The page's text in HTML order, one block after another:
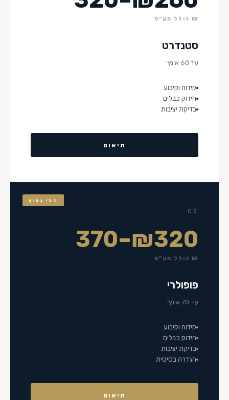
₪ כולל מע״מ
סטנדרט
עד 60 אינץ׳
קידוח וקיבוע
הידוק כבלים
בדיקת יציבות
תיאום
הכי נפוץ
02
₪320–370
₪ כולל מע״מ
פופולרי
עד 70 אינץ׳
קידוח וקיבוע
הידוק כבלים
בדיקת יציבות
הגדרה בסיסית
תיאום